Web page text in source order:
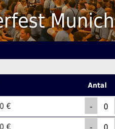
Munich
Antal
€
€